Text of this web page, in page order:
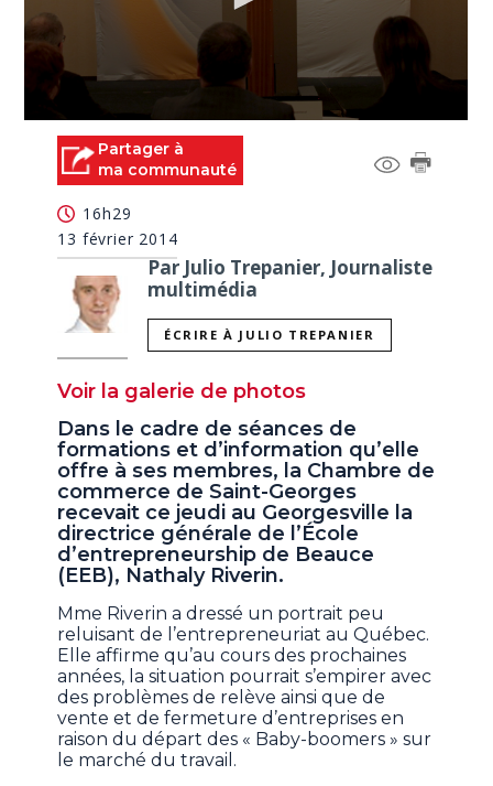
seconds Partager à
ma communauté
16h29
13 février 2014
Par Julio Trepanier, Journaliste
multimédia
ÉCRIRE À JULIO TREPANIER
Voir la galerie de photos
Dans le cadre de séances de
formations et d’information qu’elle
offre à ses membres, la Chambre de
commerce de Saint-Georges
recevait ce jeudi au Georgesville la
directrice générale de l’École
d’entrepreneurship de Beauce
(EEB), Nathaly Riverin.
Mme Riverin a dressé un portrait peu
reluisant de l’entrepreneuriat au Québec.
Elle affirme qu’au cours des prochaines
années, la situation pourrait s’empirer avec
des problèmes de relève ainsi que de
vente et de fermeture d’entreprises en
raison du départ des « Baby-boomers » sur
le marché du travail.